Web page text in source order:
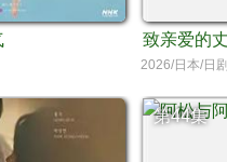
2026/日本/日剧
第44集